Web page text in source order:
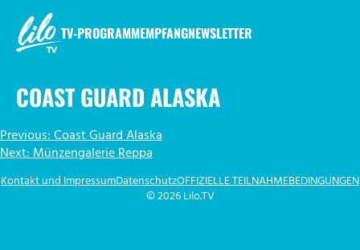
Inhalt
springen
TV-PROGRAMMEMPFANGNEWSLETTER
COAST GUARD ALASKA
BEITRAGSNAVIGATION
Previous:Coast Guard Alaska
Next:Münzengalerie Reppa
© 2026 Lilo.TV
Kontakt und ImpressumDatenschutzOFFIZIELLE TEILNAHMEBEDINGUNGEN